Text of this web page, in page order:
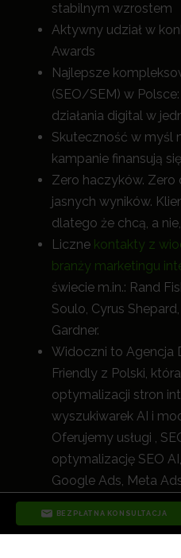
stabilnym wzrostem
Aktywny udział w
Awards
Najlepsze
(SEO/SEM) w
działania digital w
Skuteczność w myśl
kampanie finansują
Zero haczyków. Zero
jasnych wyników.
dlatego że chcą, a
Liczne kontakty z
branży marketingu
świecie m.in.: Rand
Soulo, Cyrus
Gardner.
Widoczni to Agencja
Friendly z Polski,
optymalizacji stron
wyszukiwarek AI i
Oferujemy usługi ,
optymalizację SEO
Google Ads, Meta
Ads), UX i wszystkie
nie tylko zwiększają
BEZPŁATNA KONSULTACJA